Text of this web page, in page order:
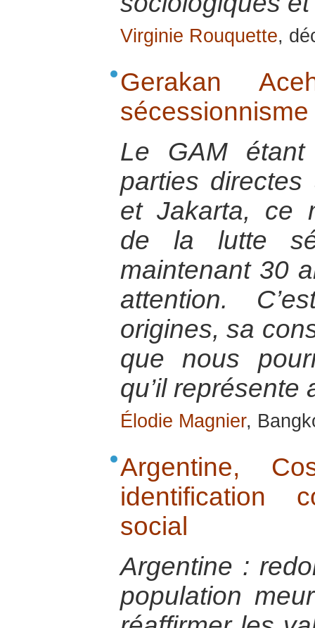
Virginie Rouquette,
Gerakan
Le GAM étant
parties
et Jakarta, ce
de la lutte
maintenant 30
attention.
origines, sa
que nous
qu’il représente
Élodie Magnier,
Argentine,
identification
social
Argentine :
population